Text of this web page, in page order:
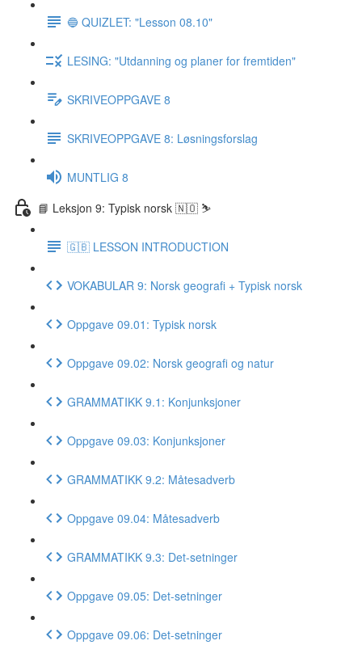
🔵 QUIZLET: "Lesson 08.10"
LESING: "Utdanning og planer for fremtiden"
SKRIVEOPPGAVE 8
SKRIVEOPPGAVE 8: Løsningsforslag
MUNTLIG 8
📘 Leksjon 9: Typisk norsk 🇳🇴 ⛷
🇬🇧 LESSON INTRODUCTION
VOKABULAR 9: Norsk geografi + Typisk norsk
Oppgave 09.01: Typisk norsk
Oppgave 09.02: Norsk geografi og natur
GRAMMATIKK 9.1: Konjunksjoner
Oppgave 09.03: Konjunksjoner
GRAMMATIKK 9.2: Måtesadverb
Oppgave 09.04: Måtesadverb
GRAMMATIKK 9.3: Det-setninger
Oppgave 09.05: Det-setninger
Oppgave 09.06: Det-setninger